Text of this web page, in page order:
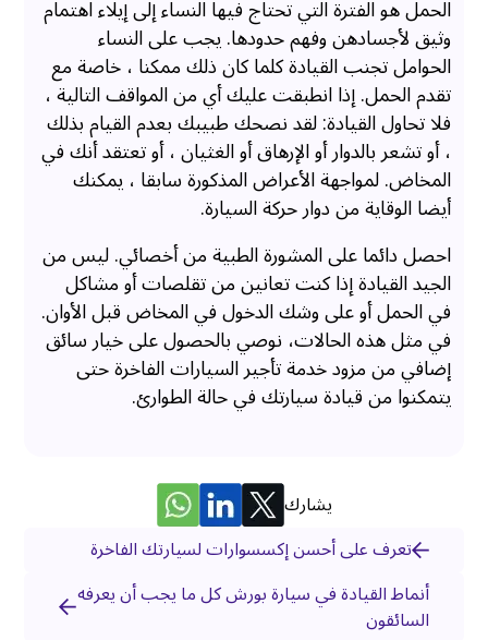
الحمل هو الفترة التي تحتاج فيها النساء إلى إيلاء اهتمام
وثيق لأجسادهن وفهم حدودها. يجب على النساء
الحوامل تجنب القيادة كلما كان ذلك ممكنا ، خاصة مع
تقدم الحمل. إذا انطبقت عليك أي من المواقف التالية ،
فلا تحاول القيادة: لقد نصحك طبيبك بعدم القيام بذلك
، أو تشعر بالدوار أو الإرهاق أو الغثيان ، أو تعتقد أنك في
المخاض. لمواجهة الأعراض المذكورة سابقا ، يمكنك
أيضا الوقاية من دوار حركة السيارة.
احصل دائما على المشورة الطبية من أخصائي. ليس من
الجيد القيادة إذا كنت تعانين من تقلصات أو مشاكل
في الحمل أو على وشك الدخول في المخاض قبل الأوان.
في مثل هذه الحالات، نوصي بالحصول على خيار سائق
إضافي من مزود خدمة تأجير السيارات الفاخرة حتى
يتمكنوا من قيادة سيارتك في حالة الطوارئ.
يشارك
تعرف على أحسن إكسسوارات لسيارتك الفاخرة
أنماط القيادة في سيارة بورش كل ما يجب أن يعرفه
السائقون